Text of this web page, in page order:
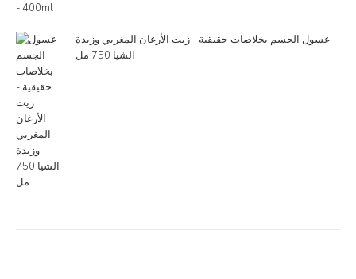
غسول الجسم بخلاصات حقيقية - زيت الأرغان المغربي وزبدة
الشيا 750 مل